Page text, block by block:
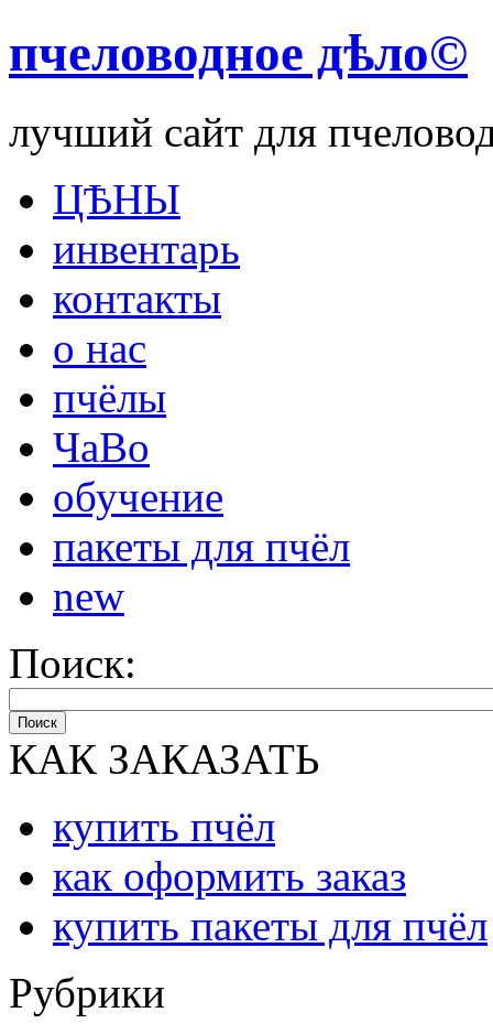
пчеловодное дѣло©
лучший сайт для
ЦѢНЫ
инвентарь
контакты
о нас
пчёлы
ЧаВо
обучение
пакеты для пчёл
new
Поиск:
Поиск
КАК ЗАКАЗАТЬ
купить пчёл
как оформить заказ
купить пакеты для пчёл
Рубрики